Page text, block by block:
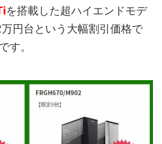
を搭載した超ハイエンドモデ
円台という大幅割引価格で
す。